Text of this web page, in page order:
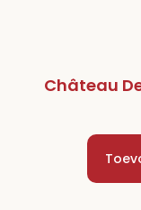
Château